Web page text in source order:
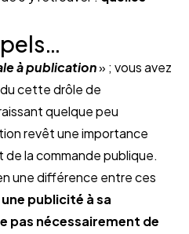
à publication» ; vous avez
cette drôle de
quelque peu
revêt une importance
la commande publique.
une différence entre ces
publicité à sa
pas nécessairement de